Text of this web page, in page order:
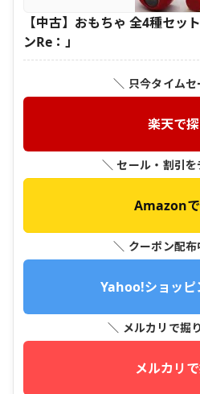
【中古】おもちゃ 全4種セッ
ンRe：」
＼ 只今タイム
楽天で
＼ セール・割引
Amazon
＼ クーポン配
Yahoo!ショッピ
＼ メルカリで掘
メルカリ